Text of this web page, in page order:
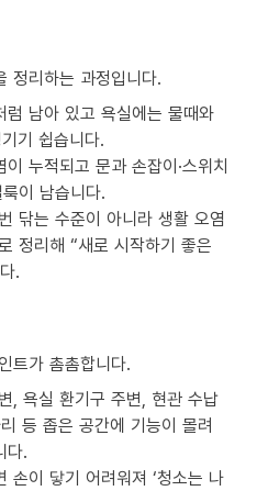
정리하는 과정입니다.
남아 있고 욕실에는 물때와
기 쉽습니다.
누적되고 문과 손잡이·스위치
이 남습니다.
닦는 수준이 아니라 생활 오염
정리해 “새로 시작하기 좋은
.
트가 촘촘합니다.
, 욕실 환기구 주변, 현관 수납
등 좁은 공간에 기능이 몰려
다.
손이 닿기 어려워져 ‘청소는 나